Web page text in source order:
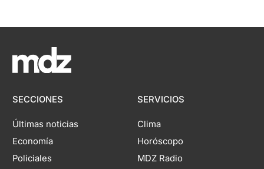
SECCIONES
Últimas noticias
Economía
Policiales
SERVICIOS
Clima
Horóscopo
MDZ Radio